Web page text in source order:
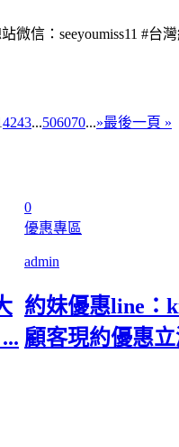
微信：seeyoumiss11 #台
4243...506070...»最後一頁 »
0
優惠專區
admin
約妹優惠line：
顧客現約優惠